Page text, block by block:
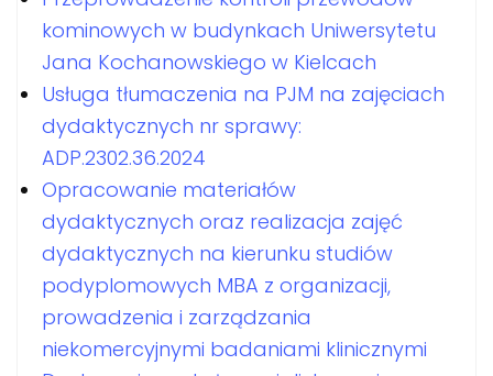
kominowych w budynkach Uniwersytetu
Jana Kochanowskiego w Kielcach
Usługa tłumaczenia na PJM na zajęciach
dydaktycznych nr sprawy:
ADP.2302.36.2024
Opracowanie materiałów
dydaktycznych oraz realizacja zajęć
dydaktycznych na kierunku studiów
podyplomowych MBA z organizacji,
prowadzenia i zarządzania
niekomercyjnymi badaniami klinicznymi